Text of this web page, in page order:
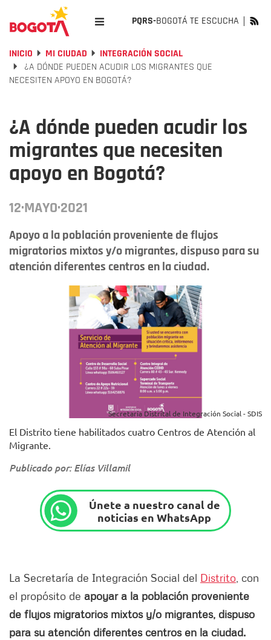
PQRS-BOGOTÁ TE ESCUCHA
INICIO MI CIUDAD
INTEGRACIÓN SOCIAL
¿A DÓNDE PUEDEN ACUDIR LOS MIGRANTES QUE
NECESITEN APOYO EN BOGOTÁ?
¿A dónde pueden acudir los
migrantes que necesiten
apoyo en Bogotá?
12·MAYO·2021
Apoyo a la población proveniente de flujos
migratorios mixtos y/o migrantes, dispuso para su
atención diferentes centros en la ciudad.
Secretaría Distrital de Integración Social - SDIS
El Distrito tiene habilitados cuatro Centros de Atención al
Migrante.
Publicado por: Elías Villamil
Únete a nuestro canal de
noticias en WhatsApp
La Secretaría de Integración Social del Distrito , con
el propósito de apoyar a la población proveniente
de flujos migratorios mixtos y/o migrantes, dispuso
para su atención diferentes centros en la ciudad.